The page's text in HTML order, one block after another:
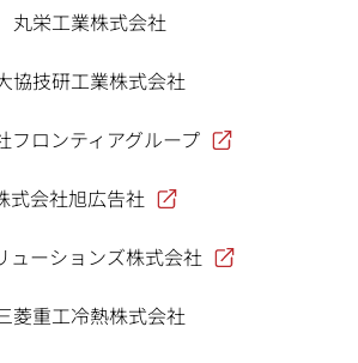
丸栄工業株式会社
協技研工業株式会社
フロンティアグループ
式会社旭広告社
ューションズ株式会社
菱重工冷熱株式会社